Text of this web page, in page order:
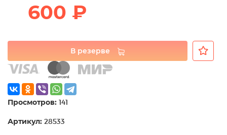
600 ₽
В резерве
Просмотров: 141
Артикул: 28533